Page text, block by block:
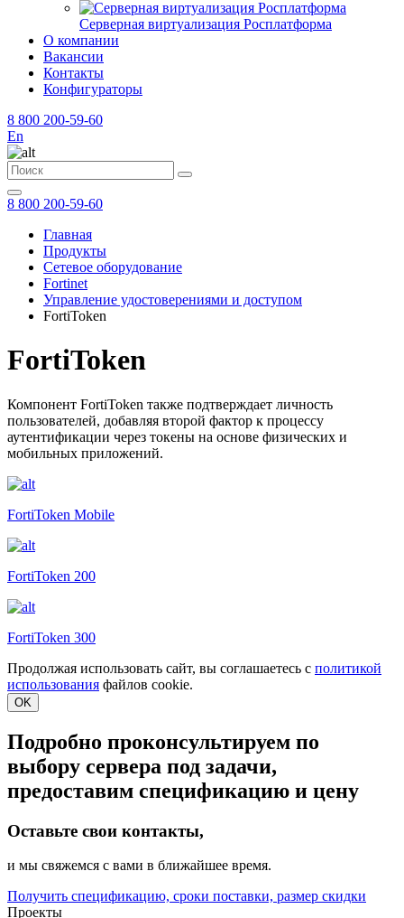
Серверная виртуализация Росплатформа
О компании
Вакансии
Контакты
Конфигураторы
8 800 200-59-60
En
8 800 200-59-60
Главная
Продукты
Сетевое оборудование
Fortinet
Управление удостоверениями и доступом
FortiToken
FortiToken
Компонент FortiToken также подтверждает личность
пользователей, добавляя второй фактор к процессу
аутентификации через токены на основе физических и
мобильных приложений.
FortiToken Mobile
FortiToken 200
FortiToken 300
Продолжая использовать сайт, вы соглашаетесь с политикой
использования файлов cookie.
OK
Подробно проконсультируем по
выбору сервера под задачи,
предоставим спецификацию и цену
Оставьте свои контакты,
и мы свяжемся с вами в ближайшее время.
Получить спецификацию, сроки поставки, размер скидки
Проекты